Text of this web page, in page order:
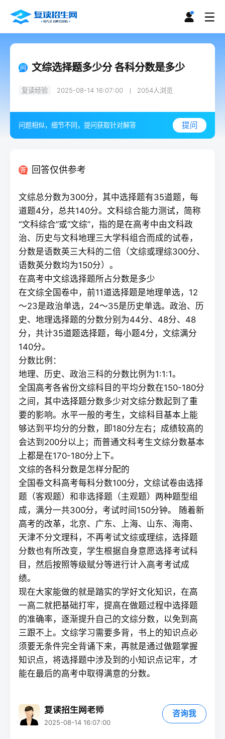
文综选择题多少分 各科分数是多少
复读经验 2025-08-14 16:07:00 2054人浏览
问题相似，细节不同，提问获取针对解答 提问
回答仅供参考
文综总分数为300分，其中选择题有35道题，每
道题4分，总共140分。文科综合能力测试，简称
“文科综合”或“文综”，指的是在高考中由文科政
治、历史与文科地理三大学科组合而成的试卷，
分数是语数英三大科的二倍（文综或理综300分、
语数英分数均为150分）。
在高考中文综选择题所占分数是多少
在文综全国卷中，前11道选择题是地理单选，12
～23是政治单选，24～35是历史单选。政治、历
史、地理选择题的分数分别为44分、48分、48
分，共计35道题选择题，每小题4分，文综满分
140分。
分数比例：
地理、历史、政治三科的分数比例为1:1:1。
全国高考各省份文综科目的平均分数在150-180分
之间，其中选择题分数多少对文综分数起到了重
要的影响。水平一般的考生，文综科目基本上能
够达到平均分的分数，即180分左右；成绩较高的
会达到200分以上；而普通文科考生文综分数基本
上都是在170-180分上下。
文综的各科分数是怎样分配的
全国卷文科高考每科分数100分，文综试卷由选择
题（客观题）和非选择题（主观题）两种题型组
成，满分一共300分，考试时间150分钟。 随着新
高考的改革，北京、广东、上海、山东、海南、
天津不分文理科，不再考试文综或理综，选择题
分数也有所改变，学生根据自身意愿选择考试科
目，然后按照等级赋分等进行计入高考考试成
绩。
现在大家能做的就是踏实的学好文化知识，在高
一高二就把基础打牢，提高在做题过程中选择题
的准确率，逐渐提升自己的文综分数，以免到高
三跟不上。文综学习需要多背，书上的知识点必
须要无条件完全背诵下来，再就是通过做题掌握
知识点，将选择题中涉及到的小知识点记牢，才
能在最后的高考中取得满意的分数。
复读招生网老师
2025-08-14 16:07:00
咨询我